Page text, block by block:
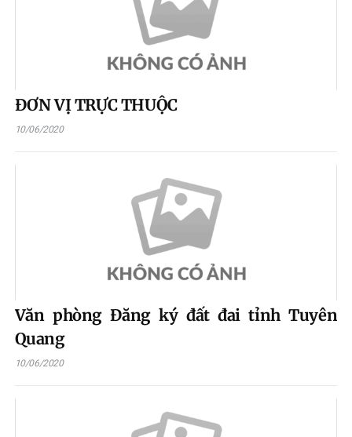
ĐƠN VỊ TRỰC THUỘC
10/06/2020
Văn phòng Đăng ký đất đai tỉnh Tuyên
Quang
10/06/2020